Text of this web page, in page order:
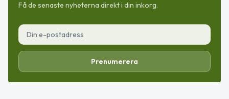
Få de senaste nyheterna direkt i din inkorg.
Prenumerera